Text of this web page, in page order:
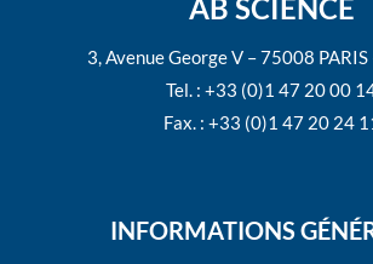
AB SCIENCE
3, Avenue George V – 75008 PARIS
Tel. : +33 (0)1 47 20 00
Fax. : +33 (0)1 47 20 24
INFORMATIONS